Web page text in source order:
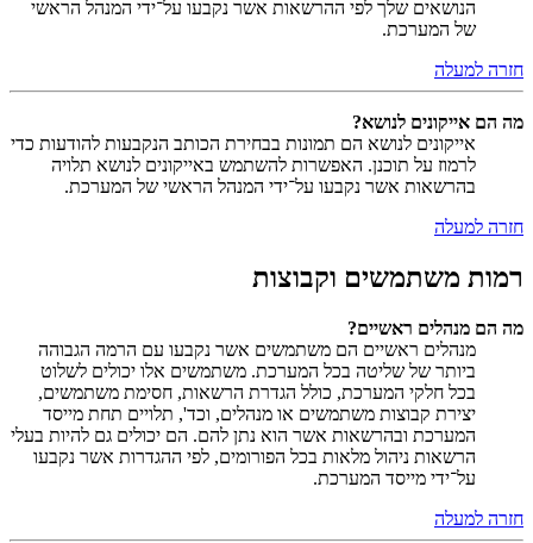
הנושאים שלך לפי ההרשאות אשר נקבעו על־ידי המנהל הראשי
של המערכת.
חזרה למעלה
מה הם אייקונים לנושא?
אייקונים לנושא הם תמונות בבחירת הכותב הנקבעות להודעות כדי
לרמוז על תוכנן. האפשרות להשתמש באייקונים לנושא תלויה
בהרשאות אשר נקבעו על־ידי המנהל הראשי של המערכת.
חזרה למעלה
רמות משתמשים וקבוצות
מה הם מנהלים ראשיים?
מנהלים ראשיים הם משתמשים אשר נקבעו עם הרמה הגבוהה
ביותר של שליטה בכל המערכת. משתמשים אלו יכולים לשלוט
בכל חלקי המערכת, כולל הגדרת הרשאות, חסימת משתמשים,
יצירת קבוצות משתמשים או מנהלים, וכד', תלויים תחת מייסד
המערכת ובהרשאות אשר הוא נתן להם. הם יכולים גם להיות בעלי
הרשאות ניהול מלאות בכל הפורומים, לפי ההגדרות אשר נקבעו
על־ידי מייסד המערכת.
חזרה למעלה